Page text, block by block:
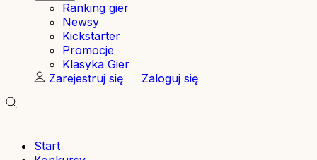
Ranking gier
Newsy
Kickstarter
Promocje
Klasyka Gier
Zarejestruj się
Zaloguj się
Start